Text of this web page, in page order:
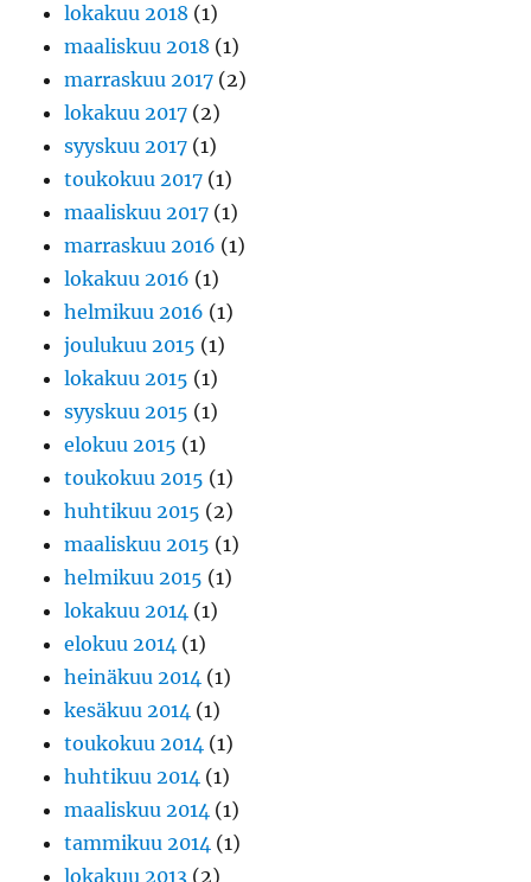
lokakuu 2018 (1)
maaliskuu 2018 (1)
marraskuu 2017 (2)
lokakuu 2017 (2)
syyskuu 2017 (1)
toukokuu 2017 (1)
maaliskuu 2017 (1)
marraskuu 2016 (1)
lokakuu 2016 (1)
helmikuu 2016 (1)
joulukuu 2015 (1)
lokakuu 2015 (1)
syyskuu 2015 (1)
elokuu 2015 (1)
toukokuu 2015 (1)
huhtikuu 2015 (2)
maaliskuu 2015 (1)
helmikuu 2015 (1)
lokakuu 2014 (1)
elokuu 2014 (1)
heinäkuu 2014 (1)
kesäkuu 2014 (1)
toukokuu 2014 (1)
huhtikuu 2014 (1)
maaliskuu 2014 (1)
tammikuu 2014 (1)
lokakuu 2013 (2)